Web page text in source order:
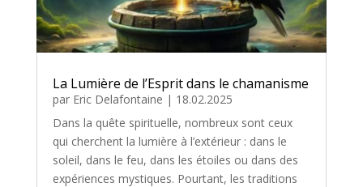
La Lumière de l’Esprit dans le chamanisme
par Eric Delafontaine | 18.02.2025
Dans la quête spirituelle, nombreux sont ceux
qui cherchent la lumière à l’extérieur : dans le
soleil, dans le feu, dans les étoiles ou dans des
expériences mystiques. Pourtant, les traditions